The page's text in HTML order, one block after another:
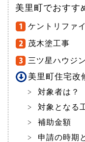
美里町でおすす
ケントリファ
茂木塗工事
三ツ星ハウジ
美里町住宅改
対象者は？
対象となる
補助金額
申請の時期